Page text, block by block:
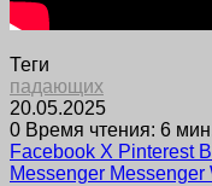
Теги
падающих
20.05.2025
0 Время чтения: 6
Facebook X Pinterest
Messenger Messenger